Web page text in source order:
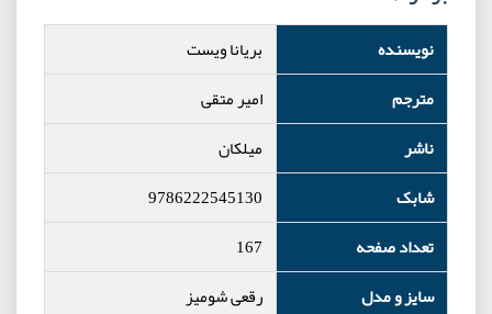
نویسنده
بریانا ویست
مترجم
امیر متقی
ناشر
میلکان
شابک
9786222545130
تعداد صفحه
167
سایز و مدل
رقعی شومیز